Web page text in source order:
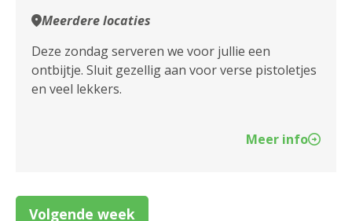
Meerdere locaties
Deze zondag serveren we voor jullie een
ontbijtje. Sluit gezellig aan voor verse pistoletjes
en veel lekkers.
Meer info
Volgende week